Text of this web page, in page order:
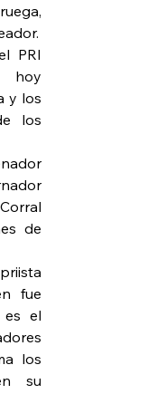
PRI
hoy
y los
los
de
fue
es el
los
su